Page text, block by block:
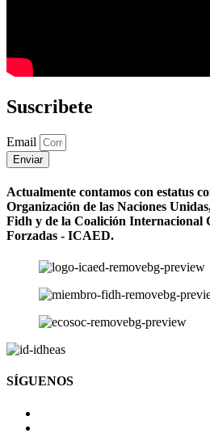
Suscribete
Email
Enviar
Actualmente contamos con estatus
Organización de las Naciones
Fidh y de la Coalición Internacional
Forzadas - ICAED.
SÍGUENOS